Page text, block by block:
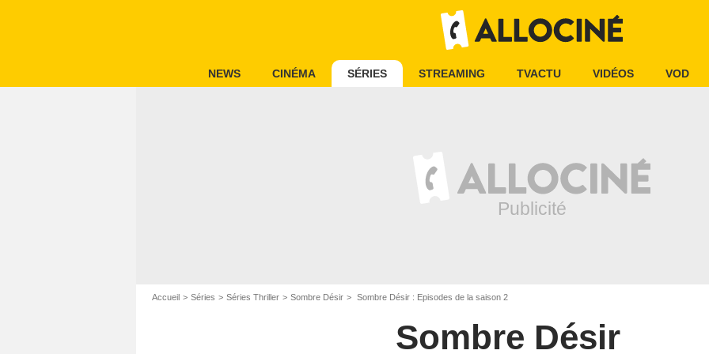
NEWS CINÉMA SÉRIES STREAMING TVACTU VIDÉOS VOD
Accueil Séries Séries Thriller Sombre Désir Sombre Désir : Episodes de la saison 2
Sombre Désir